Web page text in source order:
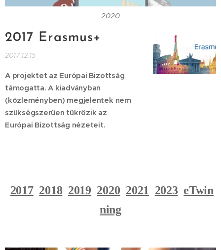
2020
2017 Erasmus+
2017.12.15
A projektet az Európai Bizottság
támogatta. A kiadványban
(közleményben) megjelentek nem
szükségszerűen tükrözik az
Európai Bizottság nézeteit.
2017 2018 2019 2020 2021 2023 eTwin
ning